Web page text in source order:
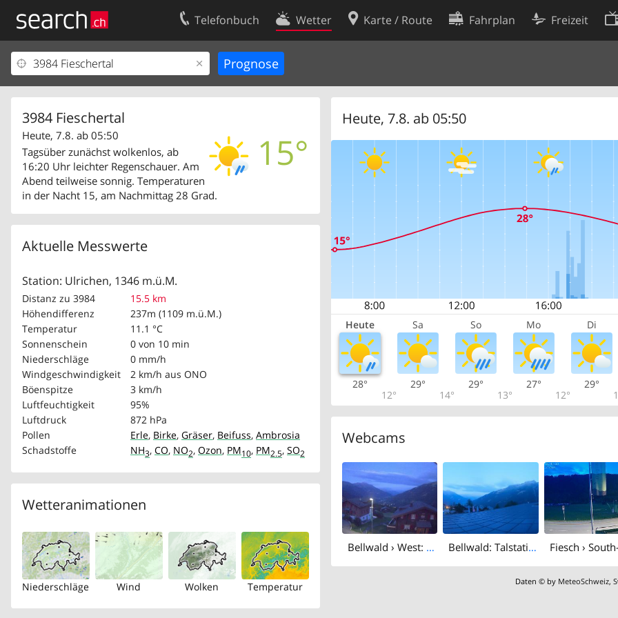
Telefonbuch Wetter Karte / Route Fahrplan Freizeit
3984 Fieschertal
15°
Heute, 7.8. ab 05:50
Tagsüber zunächst wolkenlos, ab
16:20 Uhr leichter Regenschauer. Am
Abend teilweise sonnig. Temperaturen
in der Nacht 15, am Nachmittag 28 Grad.
Aktuelle Messwerte
Station: Ulrichen, 1346 m.ü.M.
Distanz zu 3984
15.5 km
Höhendifferenz
237m (1109 m.ü.M.)
Temperatur
11.1 °C
Sonnenschein
0 von 10 min
Niederschläge
0 mm/h
Windgeschwindigkeit
2 km/h aus ONO
Böenspitze
3 km/h
Luftfeuchtigkeit
95%
Luftdruck
872 hPa
Pollen
Erle, Birke, Gräser, Beifuss, Ambrosia
Schadstoffe
NH3, CO, NO2, Ozon, PM10, PM2.5, SO2
Wetteranimationen
Niederschläge Wind Wolken Temperatur
Heute, 7.8. ab 05:50
Heute Sa So Mo Di
28°
12°
29°
14°
29°
13°
27°
12°
29°
Webcams
Bellwald › West: Bellwald Tourismus - Richinen Bellwald: Talstation Fiesch ›
Daten © by MeteoSchweiz,
Ihr Eintrag
Kundencenter Geschäftskunden
Kontakt
Nutzungsbedingungen
Cookie-Einstellungen